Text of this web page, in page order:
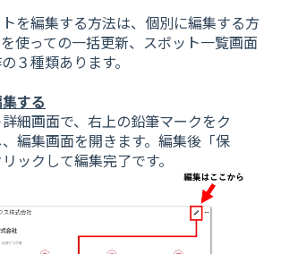
を編集する方法は、個別に編集する方
使っての一括更新、スポット一覧画面
３種類あります。
する
細画面で、右上の鉛筆マークをク
編集画面を開きます。編集後「保
ックして編集完了です。